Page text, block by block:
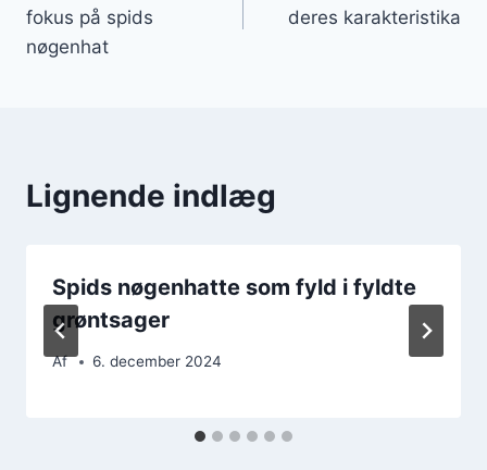
fokus på spids
nøgenhat
deres karakteristika
Lignende indlæg
Spids nøgenhatte som fyld i fyldte
grøntsager
Af 6. december 2024